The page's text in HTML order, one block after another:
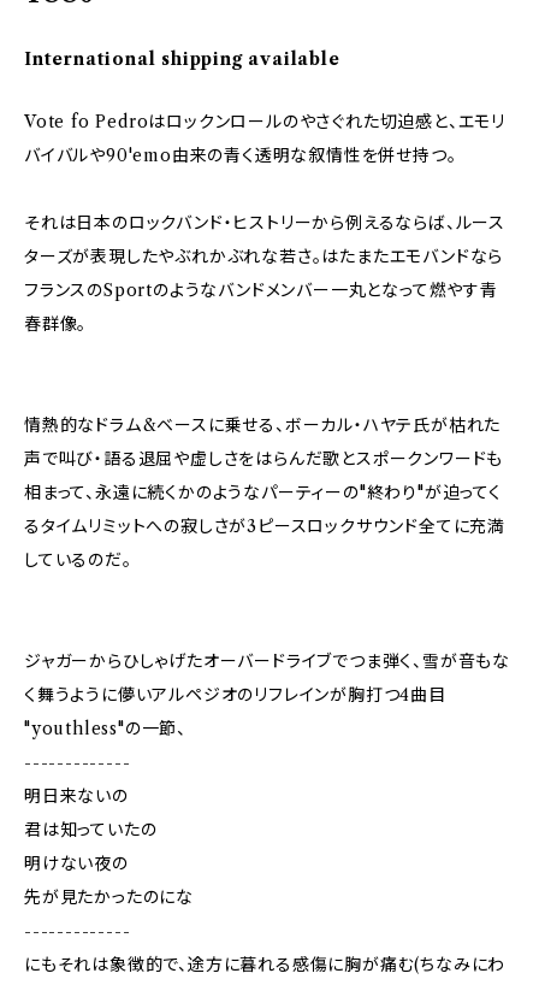
International shipping available
Vote fo Pedroはロックンロールのやさぐれた切迫感と、エモリ
バイバルや90'emo由来の青く透明な叙情性を併せ持つ。
それは日本のロックバンド・ヒストリーから例えるならば、ルース
ターズが表現したやぶれかぶれな若さ。はたまたエモバンドなら
フランスのSportのようなバンドメンバー一丸となって燃やす青
春群像。
情熱的なドラム&ベースに乗せる、ボーカル・ハヤテ氏が枯れた
声で叫び・語る退屈や虚しさをはらんだ歌とスポークンワードも
相まって、永遠に続くかのようなパーティーの"終わり"が迫ってく
るタイムリミットへの寂しさが3ピースロックサウンド全てに充満
しているのだ。
ジャガーからひしゃげたオーバードライブでつま弾く、雪が音もな
く舞うように儚いアルペジオのリフレインが胸打つ4曲目
"youthless"の一節、
-------------
明日来ないの
君は知っていたの
明けない夜の
先が見たかったのにな
-------------
にもそれは象徴的で、途方に暮れる感傷に胸が痛む(ちなみにわ